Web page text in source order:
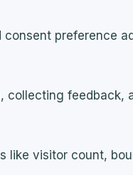
preference
collecting feedback,
visitor count,